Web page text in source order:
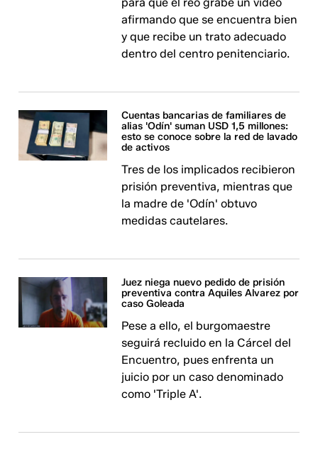
para que el reo grabe un video
afirmando que se encuentra bien
y que recibe un trato adecuado
dentro del centro penitenciario.
Cuentas bancarias de familiares de
alias 'Odín' suman USD 1,5 millones:
esto se conoce sobre la red de lavado
de activos
Tres de los implicados recibieron
prisión preventiva, mientras que
la madre de 'Odín' obtuvo
medidas cautelares.
Juez niega nuevo pedido de prisión
preventiva contra Aquiles Alvarez por
caso Goleada
Pese a ello, el burgomaestre
seguirá recluido en la Cárcel del
Encuentro, pues enfrenta un
juicio por un caso denominado
como 'Triple A'.